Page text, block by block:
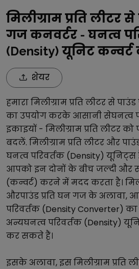
मिलीग्राम प्रति लीटर से
गज कनवर्टर - घनत्व
(Density) यूनिट
शेयर
हमारामिलीग्राम प्रति लीटरसे
का उपयोग करके आसानी सेघनत्व
इकाइयों - मिलीग्राम प्रति लीटरको
बदलें. मिलीग्राम प्रति लीटर और
घनत्व परिवर्तक (Density) यूनिट्स
आपको इन दोनों के बीच जल्दी और
(कन्वर्ट) करने में मदद करता है।
औरपाउंड प्रति घन गजके अलावा,
परिवर्तक (Density Converter)
अन्यघनत्व परिवर्तक (Density)
कर सकते हैं।
इसके अलावा, इसमिलीग्राम प्रति